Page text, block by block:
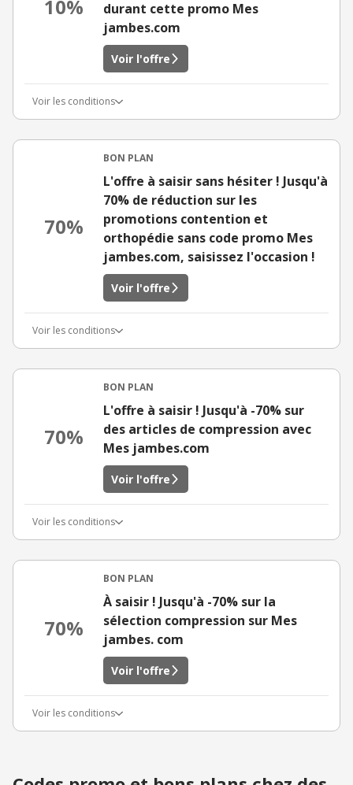
10%
durant cette promo Mes
jambes.com
Voir l'offre
Voir les conditions
70%
BON PLAN
L'offre à saisir sans hésiter ! Jusqu'à
70% de réduction sur les
promotions contention et
orthopédie sans code promo Mes
jambes.com, saisissez l'occasion !
Voir l'offre
Voir les conditions
70%
BON PLAN
L'offre à saisir ! Jusqu'à -70% sur
des articles de compression avec
Mes jambes.com
Voir l'offre
Voir les conditions
70%
BON PLAN
À saisir ! Jusqu'à -70% sur la
sélection compression sur Mes
jambes. com
Voir l'offre
Voir les conditions